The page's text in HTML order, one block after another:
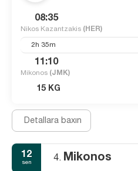
08:35
Nikos Kazantzakis (HER)
2h 35m
11:10
Mikonos (JMK)
15 KG
Detallara baxın
12
sen 4. Mikonos